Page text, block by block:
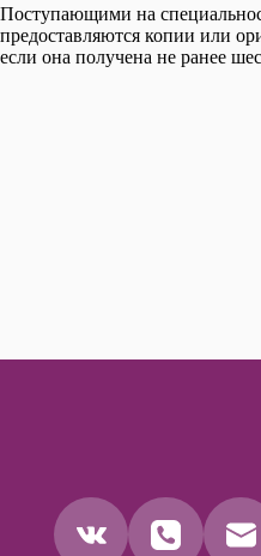
Поступающими на
предоставляются копии или
если она получена не ранее